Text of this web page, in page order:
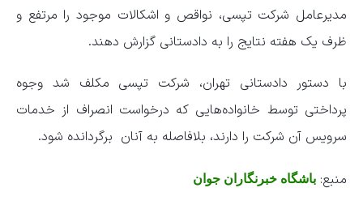
مدیرعامل شرکت تپسی، نواقص و اشکالات موجود را مرتفع و
ظرف یک هفته نتایج را به دادستانی گزارش دهند.
با دستور دادستانی تهران، شرکت تپسی مکلف شد وجوه
پرداختی توسط خانواده‌هایی که درخواست انصراف از خدمات
سرویس آن شرکت را دارند، بلافاصله به آنان برگردانده شود.
منبع: باشگاه خبرنگاران جوان